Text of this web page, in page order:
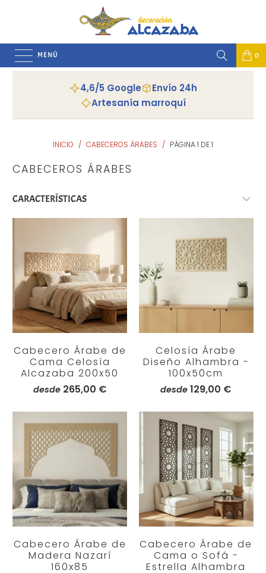
MENÚ 0
4,6/5 Google
Envío 24h
Artesanía marroquí
INICIO / CABECEROS ÁRABES / PÁGINA 1 DE 1
CABECEROS ÁRABES
Cabecero Árabe de
Cama Celosía
Alcazaba 200x50
desde 265,00 €
Celosía Árabe
Diseño Alhambra -
100x50cm
desde 129,00 €
Cabecero Árabe de
Madera Nazarí
160x85
Cabecero Árabe de
Cama o Sofá -
Estrella Alhambra